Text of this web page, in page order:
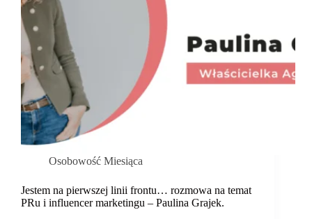
Osobowość Miesiąca
Jestem na pierwszej linii frontu… rozmowa na temat
PRu i influencer marketingu – Paulina Grajek.